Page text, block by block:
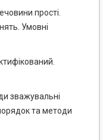
прості.
Умовні
зважувальні
та методи